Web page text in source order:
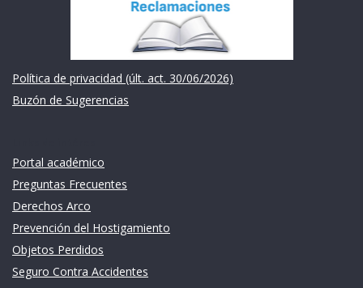
Política de privacidad (últ. act. 30/06/2026)
Buzón de Sugerencias
Portal académico
Preguntas Frecuentes
Derechos Arco
Prevención del Hostigamiento
Objetos Perdidos
Seguro Contra Accidentes